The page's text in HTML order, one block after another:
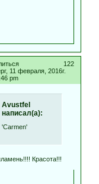
122
11 февраля, 2016г.
pm
Avustfel
написал(а):
'Carmen'
Красота!!!